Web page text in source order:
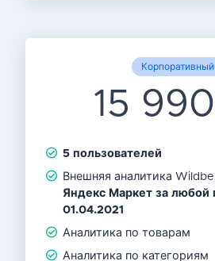
Корпоративный
15 990
5 пользователей
Внешняя аналитика
Яндекс Маркет за любой
01.04.2021
Аналитика по товарам
Аналитика по категориям